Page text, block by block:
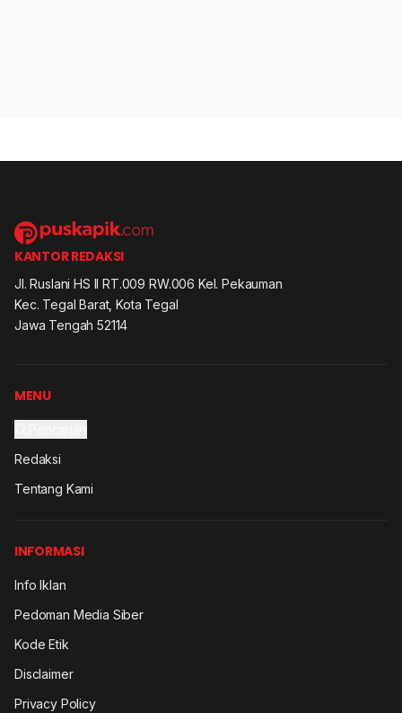
KANTOR REDAKSI
Jl. Ruslani HS II RT.009 RW.006 Kel. Pekauman
Kec. Tegal Barat, Kota Tegal
Jawa Tengah 52114
MENU
Redaksi
Tentang Kami
INFORMASI
Info Iklan
Pedoman Media Siber
Kode Etik
Disclaimer
Privacy Policy